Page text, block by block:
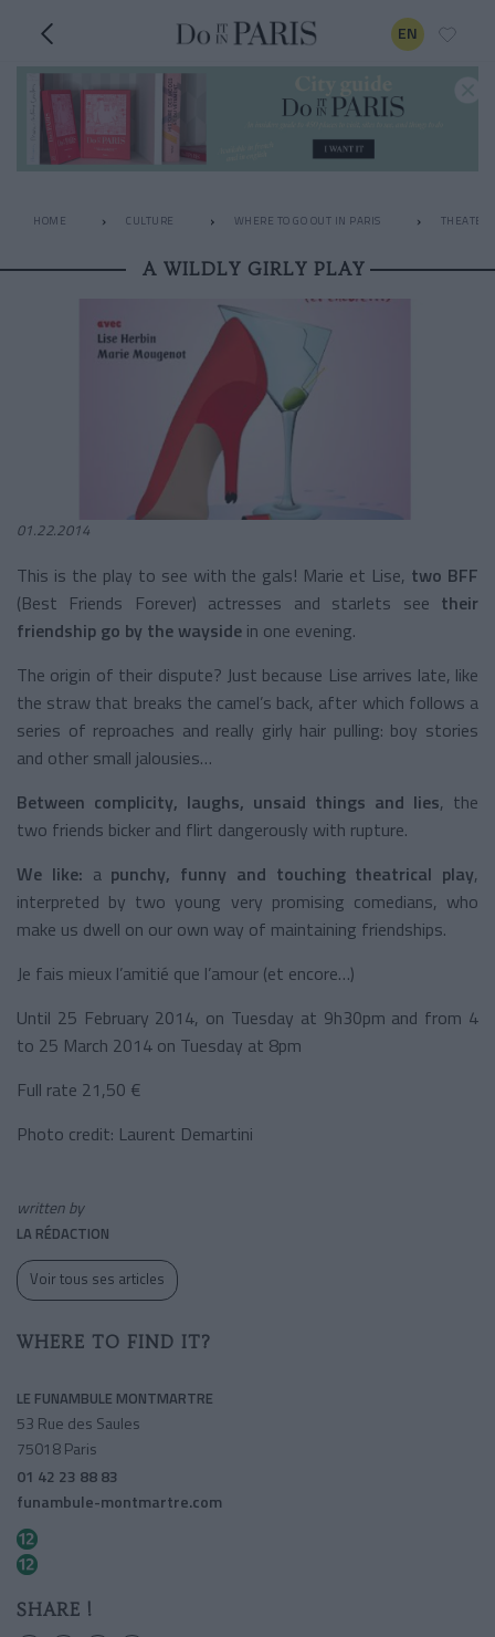
EN
HOME CULTURE WHERE TO GO OUT IN PARIS THEATER
A WILDLY GIRLY PLAY
01.22.2014
This is the play to see with the gals! Marie et Lise, two BFF
(Best Friends Forever) actresses and starlets see their
friendship go by the wayside in one evening.
The origin of their dispute? Just because Lise arrives late, like
the straw that breaks the camel’s back, after which follows a
series of reproaches and really girly hair pulling: boy stories
and other small jalousies…
Between complicity, laughs, unsaid things and lies, the
two friends bicker and flirt dangerously with rupture.
We like: apunchy, funny and touching theatrical play,
interpreted by two young very promising comedians, who
make us dwell on our own way of maintaining friendships.
Je fais mieux l’amitié que l’amour (et encore…)
Until 25 February 2014, on Tuesday at 9h30pm and from 4
to 25 March 2014 on Tuesday at 8pm
Full rate 21,50 €
Photo credit: Laurent Demartini
written by
LA RÉDACTION
Voir tous ses articles
WHERE TO FIND IT?
LE FUNAMBULE MONTMARTRE
53 Rue des Saules
75018 Paris
01 42 23 88 83
funambule-montmartre.com
SHARE !